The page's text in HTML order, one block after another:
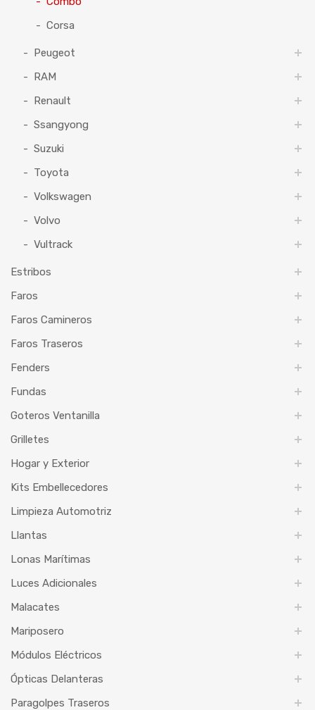
Corsa
Peugeot
RAM
Renault
Ssangyong
Suzuki
Toyota
Volkswagen
Volvo
Vultrack
Estribos
Faros
Faros Camineros
Faros Traseros
Fenders
Fundas
Goteros Ventanilla
Grilletes
Hogar y Exterior
Kits Embellecedores
Limpieza Automotriz
Llantas
Lonas Marítimas
Luces Adicionales
Malacates
Mariposero
Módulos Eléctricos
Ópticas Delanteras
Paragolpes Traseros